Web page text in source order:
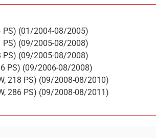
PS) (01/2004-08/2005)
PS) (09/2005-08/2008)
PS) (09/2005-08/2008)
PS) (09/2006-08/2008)
218 PS) (09/2008-08/2010)
286 PS) (09/2008-08/2011)